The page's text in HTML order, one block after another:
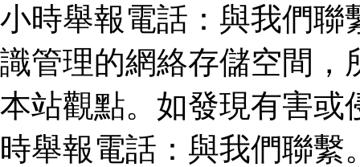
小時舉報電話：與我們聯
識管理的網絡存儲空間，
本站觀點。如發現有害或
時舉報電話：與我們聯